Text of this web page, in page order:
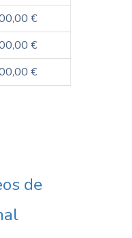
€
€
€
de